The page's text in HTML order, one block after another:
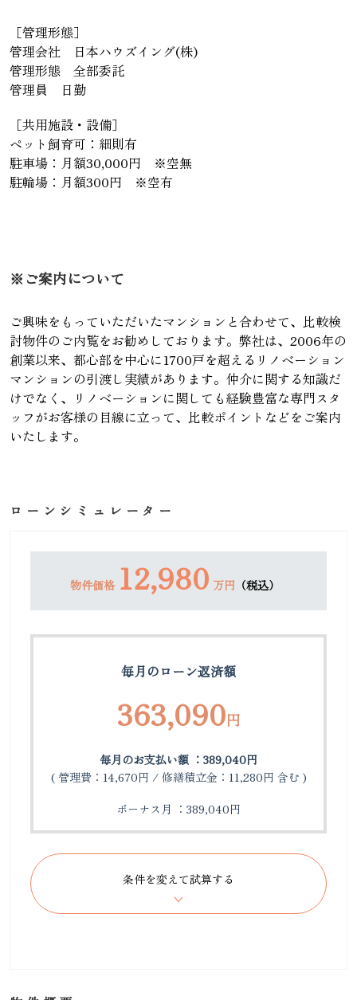
［管理形態］
管理会社 日本ハウズイング(株)
管理形態 全部委託
管理員 日勤
［共用施設・設備］
ペット飼育可：細則有
駐車場：月額30,000円 ※空無
駐輪場：月額300円 ※空有
※ご案内について
ご興味をもっていただいたマンションと合わせて、比較検
討物件のご内覧をお勧めしております。弊社は、2006年の
創業以来、都心部を中心に1700戸を超えるリノベーション
マンションの引渡し実績があります。仲介に関する知識だ
けでなく、リノベーションに関しても経験豊富な専門スタ
ッフがお客様の目線に立って、比較ポイントなどをご案内
いたします。
ローンシミュレーター
物件価格 12,980 万円 （税込）
毎月のローン返済額
363,090円
毎月のお支払い額 ：389,040円
( 管理費：14,670円 / 修繕積立金：11,280円 含む )
ボーナス月 ：389,040円